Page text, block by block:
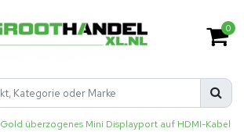
0
Gold überzogenes Mini Displayport auf HDMI-Kabel